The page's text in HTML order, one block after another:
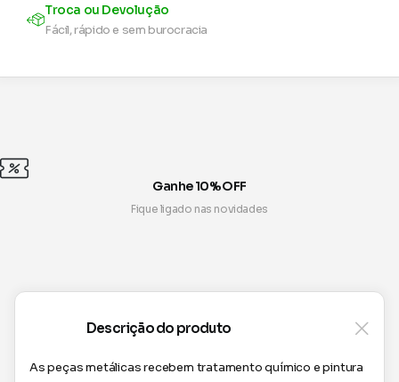
Troca ou Devolução
Fácil, rápido e sem burocracia
Ganhe 10% OFF
Fique ligado nas novidades
Descrição do produto
As peças metálicas recebem tratamento químico e pintura